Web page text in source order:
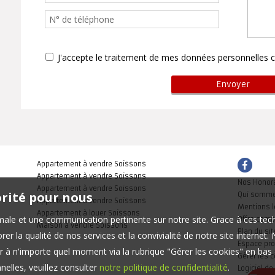
J'accepte le traitement de mes données personnelles
Appartement à vendre Soissons
Appartement à vendre Soissons
Appartement à vendre Soissons
Appartement à vendre Soissons
Appartement à louer Soissons
Maison à vendre Soissons
Nos
Qui
Mentions
Offre
Plan du
Espace
Gérer les
Logiciel
pour nous
et une communication pertinente sur notre site. Grace à ces
la qualité de nos services et la convivialité de notre site
n'importe quel moment via la rubrique "Gérer les cookies" en
veuillez consulter notre politique de confidentialité.